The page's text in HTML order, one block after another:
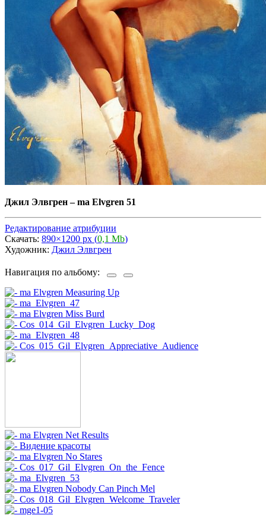
Джил Элвгрен–ma Elvgren 51
Редактирование атрибуции
Скачать: 890×1200 px (0,1 Mb)
Художник: Джил Элвгрен
Навигация по альбому: